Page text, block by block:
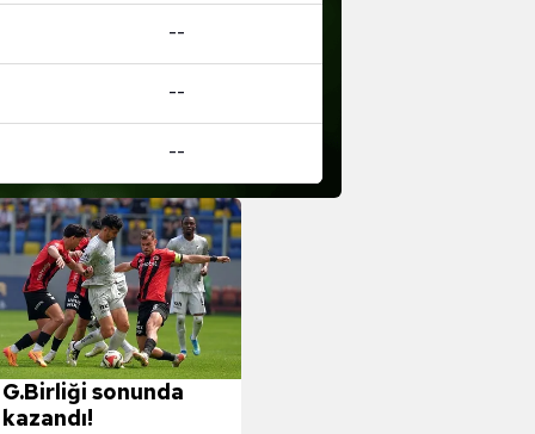
--
--
--
G.Birliği sonunda
kazandı!